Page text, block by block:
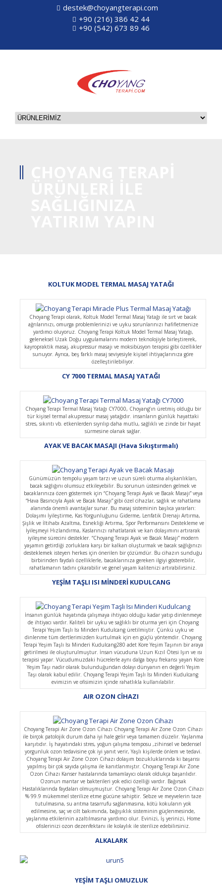
destek@choyangterapi.com
+90 (216) 386 42 44
+90 (542) 673 89 46
KOLTUK MODEL TERMAL MASAJ YATAĞI
Choyang Terapi olarak, Koltuk Model Termal Masaj Yatağı ile sırt ve bacak
ağrılarınızı, omurga problemlerinizi ve uyku sorunlarınızı hafifletmenize
yardımcı oluyoruz. Choyang Terapi Koltuk Model Termal Masaj Yatağı,
geleneksel Uzak Doğu uygulamalarını modern teknolojiyle birleştirerek,
kayropraktik masaj, akupressur masajı ve moksibüsyon terapisi gibi özellikler
sunuyor. Ayrıca, beş farklı masaj seviyesiyle kişisel ihtiyaçlarınıza göre
özelleştirilebiliyor.
CY 7000 TERMAL MASAJ YATAĞI
Choyang Terapi Termal Masaj Yatağı CY7000, Choyang’ın üretmiş olduğu bir
tür kişisel termal akupressur masaj yatağıdır. insanların günlük hayattaki
stres, sıkıntı vb. etkenlerden sıyrılıp daha mutlu, sağlıklı ve zinde bir hayat
sürmesine olanak sağlar.
AYAK VE BACAK MASAJI (Hava Sıkıştırmalı)
Günümüzün tempolu yaşam tarzı ve uzun süreli oturma alışkanlıkları,
bacak sağlığını olumsuz etkileyebilir. Bu sorunun üstesinden gelmek ve
bacaklarınıza özen göstermek için “Choyang Terapi Ayak ve Bacak Masajı” veya
“Hava Basıncıyla Ayak ve Bacak Masajı” gibi özel cihazlar, sağlık ve rahatlama
alanında önemli avantajlar sunar. Bu masaj sisteminin başlıca yararları:
Dolaşımı İyileştirme, Kas Yorgunluğunu Giderme, Lenfatik Drenajı Artırma,
Şişlik ve İltihabı Azaltma, Esnekliği Artırma, Spor Performansını Destekleme ve
İyileşmeyi Hızlandırma, Kaslarınızı rahatlatarak ve kan dolaşımını artırarak
iyileşme sürecini destekler. “Choyang Terapi Ayak ve Bacak Masajı” modern
yaşamın getirdiği zorluklara karşı bir kalkan oluşturmak ve bacak sağlığınızı
desteklemek isteyen herkes için önerilen bir çözümdür. Bu cihazın sunduğu
birbirinden faydalı özelliklerle, bacaklarınıza gereken ilgiyi gösterebilir,
rahatlamanın tadını çıkarabilir ve genel yaşam kalitenizi artırabilirsiniz.
YEŞİM TAŞLI ISI MİNDERİ KUDULCANG
İnsanın günlük hayatında çalışmaya ihtiyacı olduğu kadar yatıp dinlenmeye
de ihtiyacı vardır. Kaliteli bir uyku ve sağlıklı bir oturma yeri için Choyang
Terapi Yeşim Taşlı Isı Minderi Kudulcang üretilmiştir. Çünkü uyku ve
dinlenme tüm dertlerimizden kurtulmak için en güçlü yöntemdir. Choyang
Terapi Yeşim Taşlı Isı Minderi Kudulcang280 adet Kore Yeşim Taşının bir araya
getirilmesi ile oluşturulmuştur. İnsan vücuduna Uzun Kızıl Ötesi Işın ve ısı
terapisi yapar. Vücudumuzdaki hücrelerle aynı dalga boyu frekansı yayan Kore
Yeşim Taşı nadir olarak bulunduğundan dolayı dünyanın en değerli Yeşim
Taşı olarak kabul edilir. Choyang Terapi Yeşim Taşlı Isı Minderi Kudulcang
evimizin ve ofisimizin içinde rahatlıkla kullanılabilir.
AIR OZON CİHAZI
Choyang Terapi Air Zone Ozon Cihazı Choyang Terapi Air Zone Ozon Cihazı
ile birçok patolojik durum daha iyi hale gelir veya tamamen düzelir. Yaşlanma
karşıtıdır. İş hayatındaki stres, yoğun çalışma temposu ,zihinsel ve bedensel
yorgunluk ozon tedavisine çok iyi yanıt verir, Yaşlı kişilerde önlem ve tedavi.
Choyang Terapi Air Zone Ozon Cihazı dolaşım bozukluklarında ki başarısı
yapılmış bir çok sayıda çalışma ile kanıtlanmıştır. Choyang Terapi Air Zone
Ozon Cihazı Kanser hastalarında tamamlayıcı olarak oldukça başarılıdır.
Ozonun mantar ve bakterileri yok edici özelliği vardır. Bağırsak
Hastalıklarında faydaları olmuşmuştur. Choyang Terapi Air Zone Ozon Cihazı
% 99.9 mükemmel sterilize etme gücüne sahiptir. Sebze ve meyvelerin taze
tutulmasına, su arıtma tasarrufu sağlanmasına, kötü kokuların yok
edilmesine, saç ve cilt bakımında, bağışıklık sisteminin güçlenmesinde,
yaşlanma etkilerinin azaltılmasına yardımcı olur. Evinizi, İş yerinizi, Home
ofislerinizi ozon dezenfektanı ile kolaylık ile sterilize edebilirsiniz.
ALKALARK
YEŞİM TAŞLI OMUZLUK